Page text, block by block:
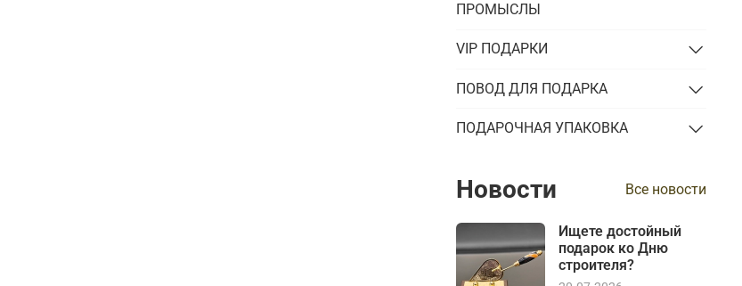
ПРОМЫСЛЫ
VIP ПОДАРКИ
ПОВОД ДЛЯ ПОДАРКА
ПОДАРОЧНАЯ УПАКОВКА
Новости Все новости
Ищете достойный
подарок ко Дню
строителя?